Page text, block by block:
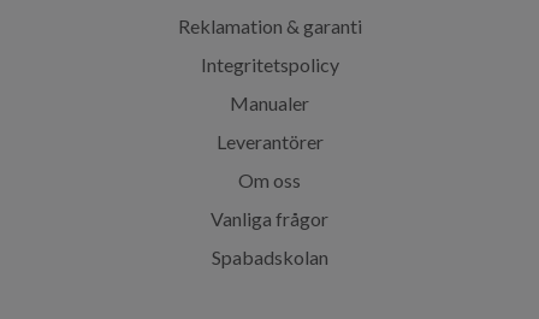
Reklamation & garanti
Integritetspolicy
Manualer
Leverantörer
Om oss
Vanliga frågor
Spabadskolan